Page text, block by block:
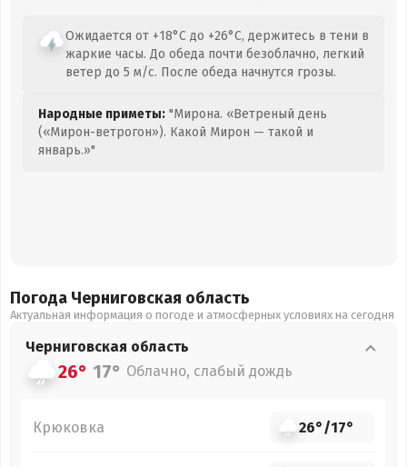
Ожидается от +18°C до +26°C, держитесь в тени в
жаркие часы. До обеда почти безоблачно, легкий
ветер до 5 м/с. После обеда начнутся грозы.
Народные приметы: "Мирона. «Ветреный день
(«Мирон-ветрогон»). Какой Мирон — такой и
январь.»"
Погода Черниговская область
Актуальная информация о погоде и атмосферных условиях на сегодня
Черниговская область
26° 17° Облачно, слабый дождь
Крюковка 26°/17°